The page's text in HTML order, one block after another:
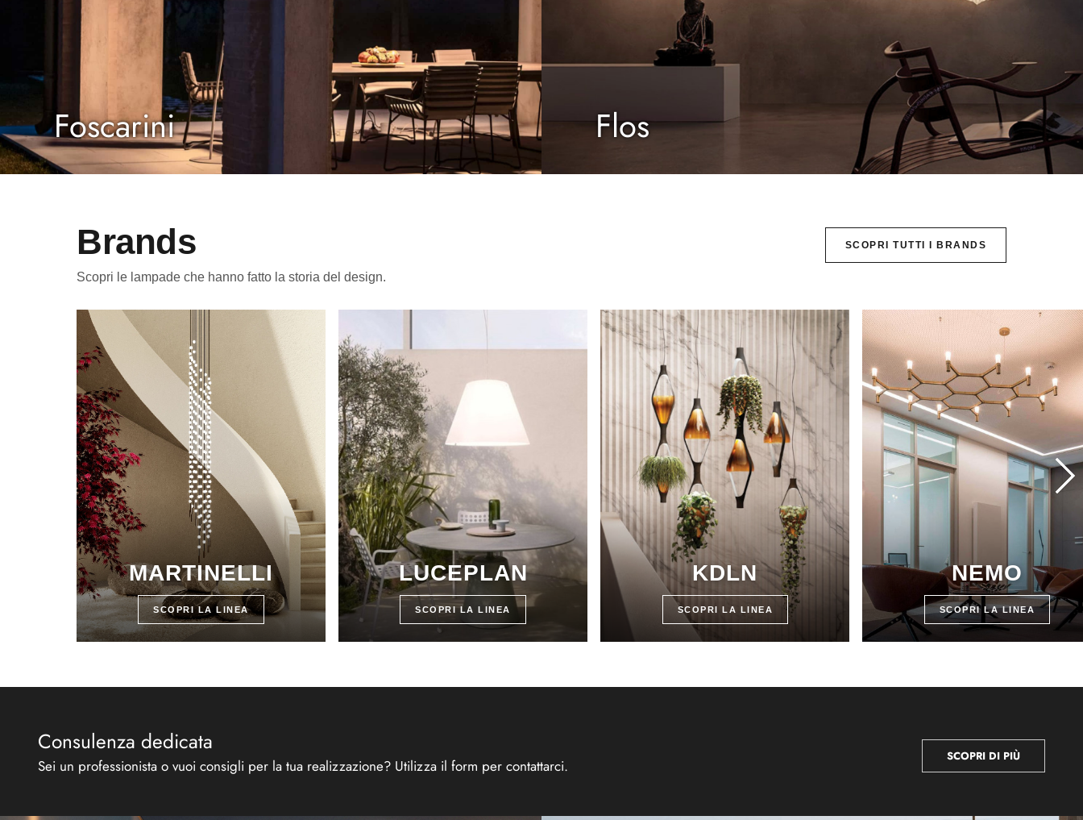
Foscarini Flos
Brands
Scopri le lampade che hanno fatto la storia del design.
SCOPRI TUTTI I BRANDS
MARTINELLI
SCOPRI LA LINEA
LUCEPLAN
SCOPRI LA LINEA
KDLN
SCOPRI LA LINEA
NEMO
SCOPRI LA LINEA
Consulenza dedicata
Sei un professionista o vuoi consigli per la tua realizzazione? Utilizza il form per contattarci.
SCOPRI DI PIÙ